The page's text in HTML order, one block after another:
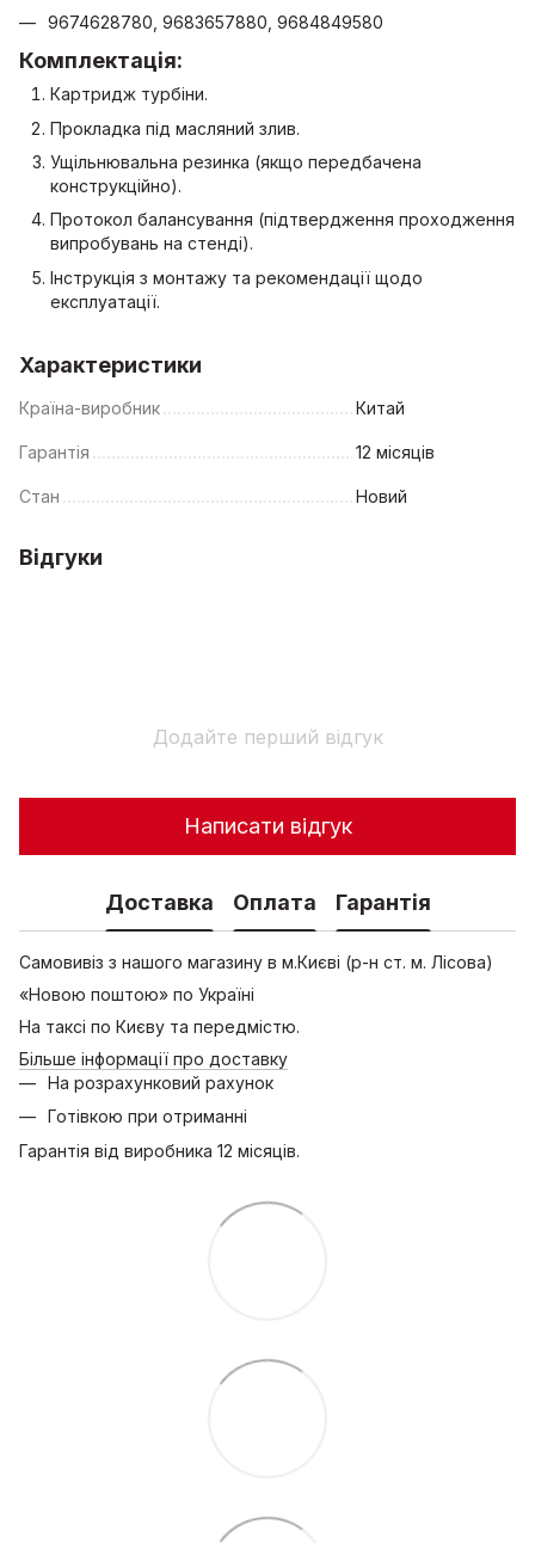
9674628780, 9683657880, 9684849580
Комплектація:
Картридж турбіни.
Прокладка під масляний злив.
Ущільнювальна резинка (якщо передбачена
конструкційно).
Протокол балансування (підтвердження проходження
випробувань на стенді).
Інструкція з монтажу та рекомендації щодо
експлуатації.
Характеристики
Країна-виробник Китай
Гарантія 12 місяців
Стан Новий
Відгуки
Додайте перший відгук
Написати відгук
Доставка Оплата Гарантія
Самовивіз з нашого магазину в м.Києві (р-н ст. м. Лісова)
«Новою поштою» по Україні
На таксі по Києву та передмістю.
Більше інформації про доставку
На розрахунковий рахунок
Готівкою при отриманні
Гарантія від виробника 12 місяців.